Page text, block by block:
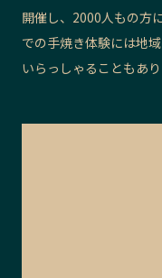
開催し、2000人もの方
での手焼き体験には地
いらっしゃることもあり